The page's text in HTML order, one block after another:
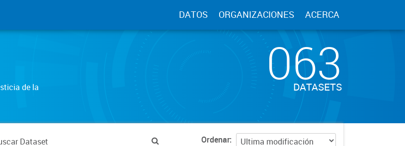
DATOS ORGANIZACIONES ACERCA
de la
063
DATASETS
Ordenar